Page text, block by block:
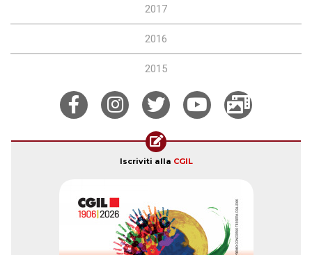
2017
2016
2015
Iscriviti alla CGIL